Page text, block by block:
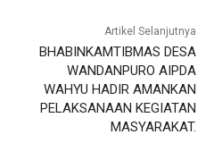
Artikel Selanjutnya
BHABINKAMTIBMAS DESA
WANDANPURO AIPDA
WAHYU HADIR AMANKAN
PELAKSANAAN KEGIATAN
MASYARAKAT.